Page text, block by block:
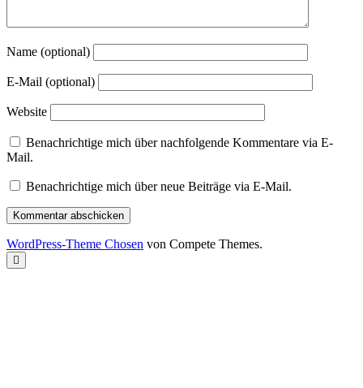
Name (optional)
E-Mail (optional)
Website
Benachrichtige mich über nachfolgende Kommentare via E-
Mail.
Benachrichtige mich über neue Beiträge via E-Mail.
WordPress-Theme Chosen von Compete Themes.
Nach
oben